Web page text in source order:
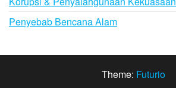
Penyebab Bencana Alam
Theme: Futurio